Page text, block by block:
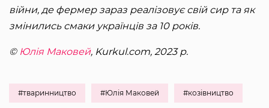
війни, де фермер зараз реалізовує свій сир та як
змінились смаки українців за 10 років.
© Юлія Маковей, Kurkul.com, 2023 р.
#тваринництво #Юлія Маковей #козівництво